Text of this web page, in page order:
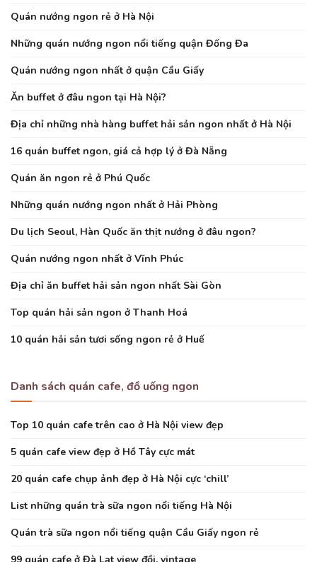
Quán nướng ngon rẻ ở Hà Nội
Những quán nướng ngon nổi tiếng quận Đống Đa
Quán nướng ngon nhất ở quận Cầu Giấy
Ăn buffet ở đâu ngon tại Hà Nội?
Địa chỉ những nhà hàng buffet hải sản ngon nhất ở Hà Nội
16 quán buffet ngon, giá cả hợp lý ở Đà Nẵng
Quán ăn ngon rẻ ở Phú Quốc
Những quán nướng ngon nhất ở Hải Phòng
Du lịch Seoul, Hàn Quốc ăn thịt nướng ở đâu ngon?
Quán nướng ngon nhất ở Vĩnh Phúc
Địa chỉ ăn buffet hải sản ngon nhất Sài Gòn
Top quán hải sản ngon ở Thanh Hoá
10 quán hải sản tươi sống ngon rẻ ở Huế
Danh sách quán cafe, đồ uống ngon
Top 10 quán cafe trên cao ở Hà Nội view đẹp
5 quán cafe view đẹp ở Hồ Tây cực mát
20 quán cafe chụp ảnh đẹp ở Hà Nội cực ‘chill’
List những quán trà sữa ngon nổi tiếng Hà Nội
Quán trà sữa ngon nổi tiếng quận Cầu Giấy ngon rẻ